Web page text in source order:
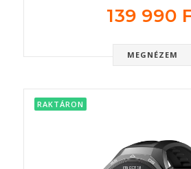
139 990
MEGNÉZEM
RAKTÁRON